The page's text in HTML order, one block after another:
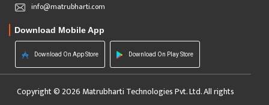
info@matrubharti.com
Download Mobile App
Download On App Store Download On Play Store
Copyright © 2026 Matrubharti Technologies Pvt. Ltd. All rights